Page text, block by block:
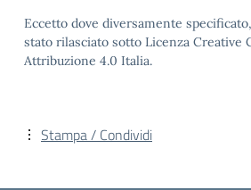
Eccetto dove diversamente
stato rilasciato sotto Licenza Creative
Attribuzione 4.0 Italia.
Stampa / Condividi